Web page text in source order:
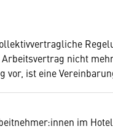
nicht
vor, ist eine
im